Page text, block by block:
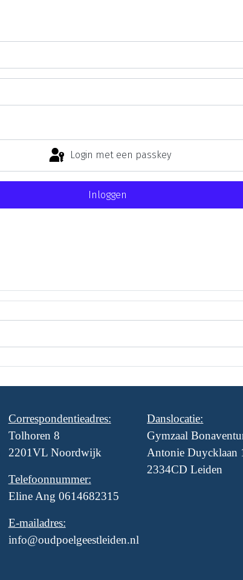
Login met een passkey
Inloggen
Correspondentieadres:
Tolhoren 8
2201VL Noordwijk
Telefoonnummer:
Eline Ang 0614682315
E-mailadres:
info@oudpoelgeestleiden.nl
Danslocatie:
Gymzaal
Antonie Duycklaan
2334CD Leiden